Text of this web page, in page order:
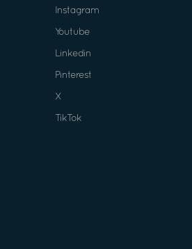
Instagram
Youtube
Linkedin
Pinterest
X
TikTok